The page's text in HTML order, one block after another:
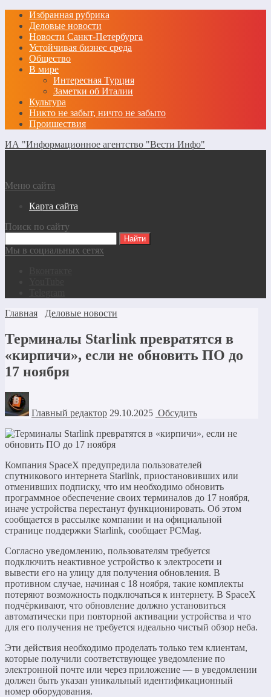
Избранная рубрика
Деловые новости
Новости Санкт-Петербурга
Устойчивая бизнес среда
Общество
В мире
Интересная Турция
Заметки об Италии
Культура
Никто не забыт, ничто не забыто
Проишествия
ИА "Информационное агентство "Вести Инфо"
Меню сайта
Карта сайта
Поиск по сайту
Мы в социальных сетях
Главная
Деловые новости
Терминалы Starlink превратятся в
«кирпичи», если не обновить ПО до
17 ноября
Главный редактор 29.10.2025 Обсудить
Компания SpaceX предупредила пользователей
спутникового интернета Starlink, приостановивших или
отменивших подписку, что им необходимо обновить
программное обеспечение своих терминалов до 17 ноября,
иначе устройства перестанут функционировать. Об этом
сообщается в рассылке компании и на официальной
странице поддержки Starlink, сообщает PCMag.
Согласно уведомлению, пользователям требуется
подключить неактивное устройство к электросети и
вывести его на улицу для получения обновления. В
противном случае, начиная с 18 ноября, такие комплекты
потеряют возможность подключаться к интернету. В SpaceX
подчёркивают, что обновление должно установиться
автоматически при повторной активации устройства и что
для его получения не требуется идеально чистый обзор неба.
Эти действия необходимо проделать только тем клиентам,
которые получили соответствующее уведомление по
электронной почте или через приложение — в уведомлении
должен быть указан уникальный идентификационный
номер оборудования.